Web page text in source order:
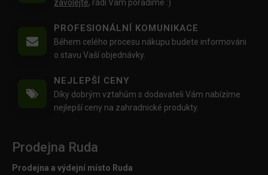
zavolejte, rádi Vám poradíme :)
PROFESIONÁLNÍ KOMUNIKACE
Během celého procesu nákupu budete informováni
o stavu Vaší objednávky.
NEJLEPŠÍ CENY
Díky dobrým vztahům s dodavateli Vám nabízíme
nejlepší ceny na zahradnické produkty.
Prodejna Ruda
Prodejna a výdejní místo Ruda